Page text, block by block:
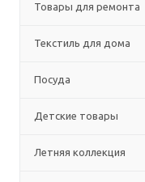
Товары для ремонта
Текстиль для дома
Посуда
Детские товары
Летняя коллекция